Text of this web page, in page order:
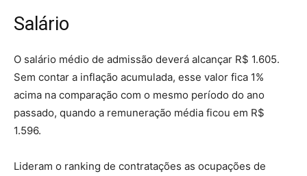
Salário
O salário médio de admissão deverá alcançar R$ 1.605.
Sem contar a inflação acumulada, esse valor fica 1%
acima na comparação com o mesmo período do ano
passado, quando a remuneração média ficou em R$
1.596.
Lideram o ranking de contratações as ocupações de